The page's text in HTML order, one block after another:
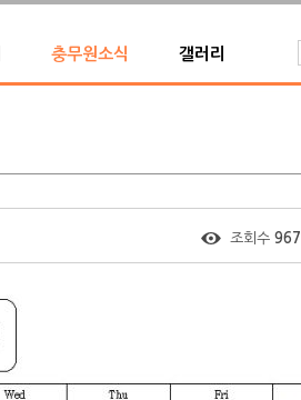
충무원소식 갤러리
조회수 967